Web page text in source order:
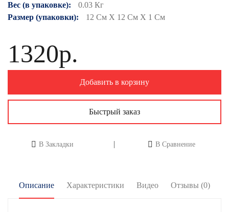
Вес (в упаковке):
0.03 Кг
Размер (упаковки):
12 См X 12 См X 1 См
1320р.
Добавить в корзину
Быстрый заказ
В Закладки В Сравнение
Описание Характеристики Видео Отзывы (0)